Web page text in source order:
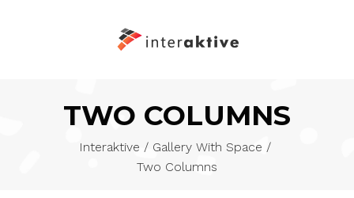
TWO COLUMNS
Interaktive / Gallery With Space /
Two Columns